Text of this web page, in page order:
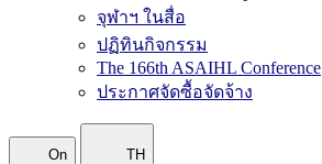
จุฬาฯ ในสื่อ
ปฏิทินกิจกรรม
The 166th ASAIHL Conference
ประกาศจัดซื้อจัดจ้าง
On TH